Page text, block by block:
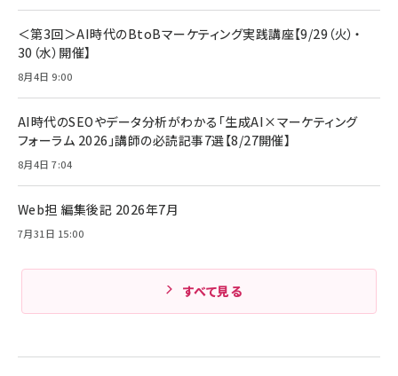
Amazonランキングをもっと見る
Anker Soundcore P31i (Bluetooth 6.1) 【完
全ワイヤレスイヤホン/アクティブノイズキャンセリ
ング/マルチポイント接続 / 最大50時間再生 / PSE
Anker PowerLine III Flow USB-C & USB-C
ケーブル Anker絡まないケーブル 240W 結束バン
ド付き USB PD対応 シリコン素材採用 iPhone
17 / 16 / 15 / Galaxy iPad Pro MacBook
Amazonランキングをもっと見る
キャンペーン】
￥4,857
Amazonランキングをもっと見る
＜第3回＞AI時代のBtoBマーケティング実践講座【9/29（火）・
30（水）開催】
8月4日 9:00
AI時代のSEOやデータ分析がわかる「生成AI×マーケティング
フォーラム 2026」講師の必読記事7選【8/27開催】
8月4日 7:04
Web担 編集後記 2026年7月
7月31日 15:00
すべて見る